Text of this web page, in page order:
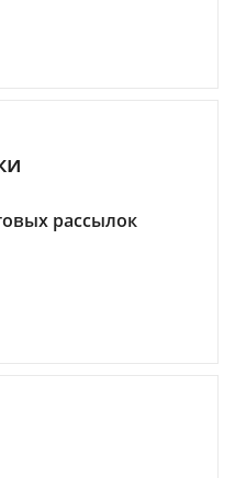
рассылок